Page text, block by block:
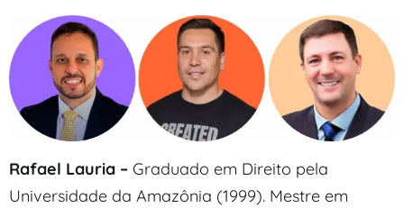
Rafael Lauria – Graduado em Direito pela
Universidade da Amazônia (1999). Mestre em